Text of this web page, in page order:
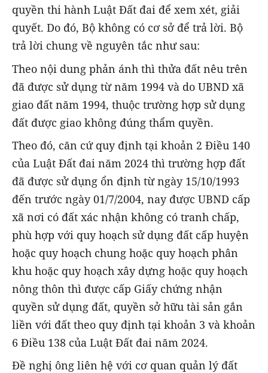
quyền thi hành Luật Đất đai để xem xét, giải
quyết. Do đó, Bộ không có cơ sở để trả lời. Bộ
trả lời chung về nguyên tắc như sau:
Theo nội dung phản ánh thì thửa đất nêu trên
đã được sử dụng từ năm 1994 và do UBND xã
giao đất năm 1994, thuộc trường hợp sử dụng
đất được giao không đúng thẩm quyền.
Theo đó, căn cứ quy định tại khoản 2 Điều 140
của Luật Đất đai năm 2024 thì trường hợp đất
đã được sử dụng ổn định từ ngày 15/10/1993
đến trước ngày 01/7/2004, nay được UBND cấp
xã nơi có đất xác nhận không có tranh chấp,
phù hợp với quy hoạch sử dụng đất cấp huyện
hoặc quy hoạch chung hoặc quy hoạch phân
khu hoặc quy hoạch xây dựng hoặc quy hoạch
nông thôn thì được cấp Giấy chứng nhận
quyền sử dụng đất, quyền sở hữu tài sản gắn
liền với đất theo quy định tại khoản 3 và khoản
6 Điều 138 của Luật Đất đai năm 2024.
Đề nghị ông liên hệ với cơ quan quản lý đất